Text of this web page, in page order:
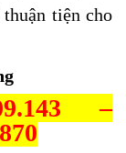
tiện cho
–